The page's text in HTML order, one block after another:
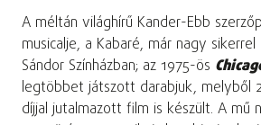
A méltán világhírű Kander-Ebb
musicalje, a Kabaré, már nagy
Sándor Színházban; az 1975-ös
legtöbbet játszott darabjuk, melyből
díjjal jutalmazott film is készült. A mű